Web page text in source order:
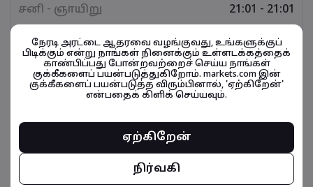
சனி - ஞாயிறு 21:01 - 21:01
ஞாயிறு - திங்கள் 21:01 - 21:01
திங்கள் - செவ்வாய் 21:01 - 21:01
வியாழன் - வெள்ளி
வெள்ளி - சனி 21:01 - 21:01
நேரடி அரட்டை ஆதரவை வழங்குவது, உங்களுக்குப்
பிடிக்கும் என்று நாங்கள் நினைக்கும் உள்ளடக்கத்தைக்
காண்பிப்பது போன்றவற்றைச் செய்ய நாங்கள்
குக்கீகளைப் பயன்படுத்துகிறோம். markets.com இன்
குக்கீகளைப் பயன்படுத்த விரும்பினால், 'ஏற்கிறேன்'
என்பதைக் கிளிக் செய்யவும்.
ஏற்கிறேன்
நிர்வகி